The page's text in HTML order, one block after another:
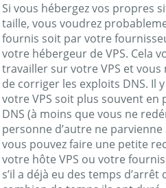
Si vous hébergez vos propres
taille, vous voudrez
fournis soit par votre
votre hébergeur de VPS. Cela
travailler sur votre VPS et vous
de corriger les exploits DNS. Il
votre VPS soit plus souvent en
DNS (à moins que vous ne
personne d’autre ne
vous pouvez faire une petite
votre hôte VPS ou votre
s’il a déjà eu des temps